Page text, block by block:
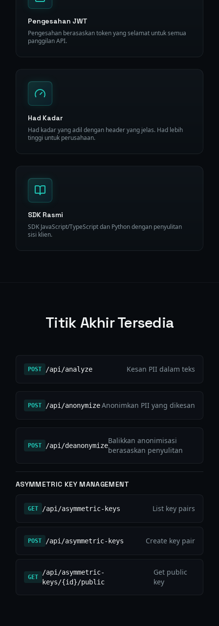
Pengesahan JWT
Pengesahan berasaskan token yang selamat untuk semua
panggilan API.
Had Kadar
Had kadar yang adil dengan header yang jelas. Had lebih
tinggi untuk perusahaan.
SDK Rasmi
SDK JavaScript/TypeScript dan Python dengan penyulitan
sisi klien.
Titik Akhir Tersedia
POST /api/analyze Kesan PII dalam teks
POST /api/anonymizeAnonimkan PII yang dikesan
POST /api/deanonymize
Balikkan anonimisasi
berasaskan penyulitan
ASYMMETRIC KEY MANAGEMENT
GET /api/asymmetric-keys List key pairs
POST /api/asymmetric-keys Create key pair
GET
/api/asymmetric-
keys/{id}/public
Get public
key